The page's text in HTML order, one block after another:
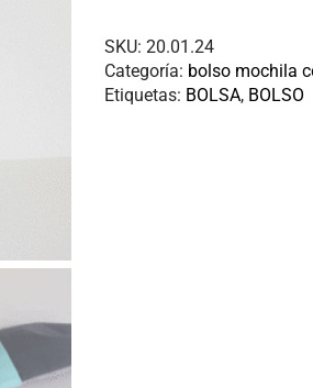
SKU: 20.01.24
Categoría: bolso mochila
Etiquetas: BOLSA, BOLSO